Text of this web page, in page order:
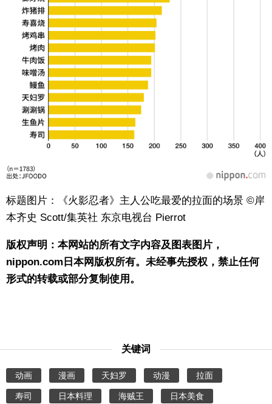
标题图片：《火影忍者》主人公吃最爱的拉面的场景 ©岸
本齐史 Scott/集英社 东京电视台 Pierrot
版权声明：本网站的所有文字内容及图表图片，
nippon.com日本网版权所有。未经事先授权，禁止任何
形式的转载或部分复制使用。
关键词
动画 漫画 天妇罗 动漫 拉面
寿司 日本料理 海贼王 日本美食